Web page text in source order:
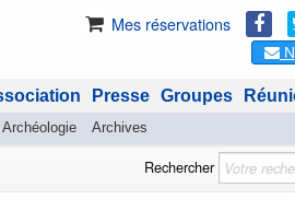
Mes réservations
Archéologie Archives
Groupes
Presse
Rechercher